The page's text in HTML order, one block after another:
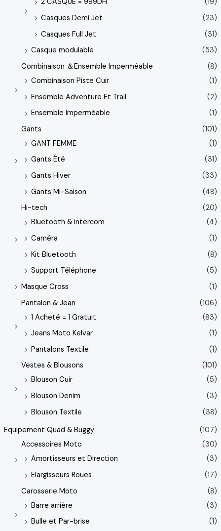
Casques Demi Jet
(23)
Casques Full Jet
(31)
Casque modulable
(53)
Combinaison ＆Ensemble Imperméable
(8)
Combinaison Piste Cuir
(1)
Ensemble Adventure Et Trail
(2)
Ensemble Imperméable
(1)
Gants
(101)
GANT FEMME
(1)
Gants Été
(31)
Gants Hiver
(33)
Gants Mi-Saison
(48)
Hi-tech
(20)
Bluetooth & intercom
(4)
Caméra
(1)
Kit Bluetooth
(8)
Support Téléphone
(5)
Masque Cross
(1)
Pantalon & Jean
(106)
1 Acheté = 1 Gratuit
(83)
Jeans Moto Kelvar
(1)
Pantalons Textile
(1)
Vestes & Blousons
(101)
Blouson Cuir
(5)
Blouson Denim
(3)
Blouson Textile
(38)
Equipement Quad & Buggy
(107)
Accessoires Moto
(30)
Amortisseurs et Direction
(3)
Elargisseurs Roues
(17)
Carosserie Moto
(8)
Barre arrière
(3)
Bulle et Par-brise
(1)